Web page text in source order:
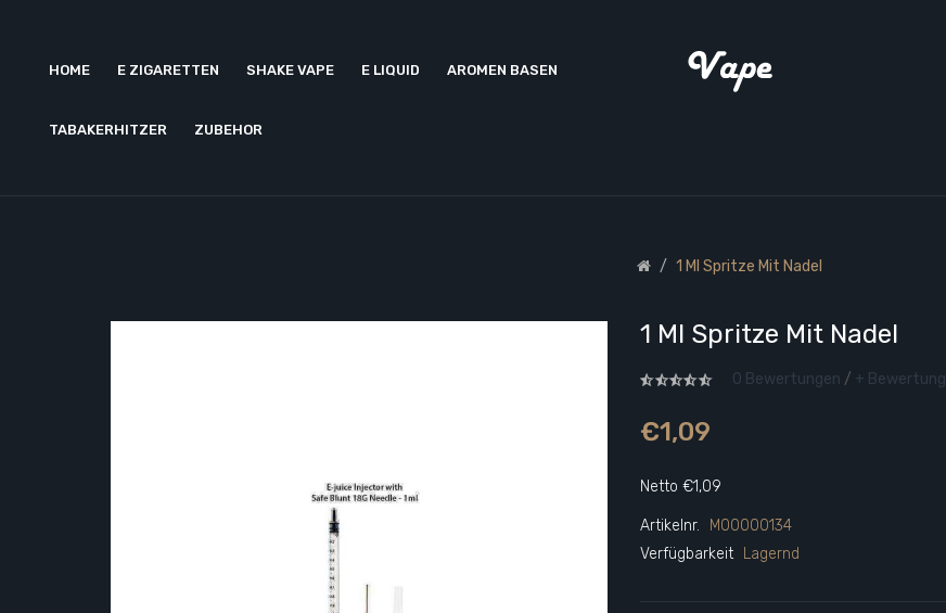
HOME E ZIGARETTEN SHAKE VAPE E LIQUID AROMEN BASEN
TABAKERHITZER ZUBEHOR
1 Ml Spritze Mit Nadel
1 Ml Spritze Mit Nadel
0 Bewertungen / + Bewertung
€1,09
Netto €1,09
Artikelnr.
M00000134
Verfügbarkeit
Lagernd